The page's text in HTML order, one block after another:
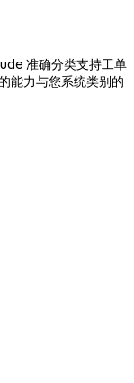
准确分类支持工单
能力与您系统类别的